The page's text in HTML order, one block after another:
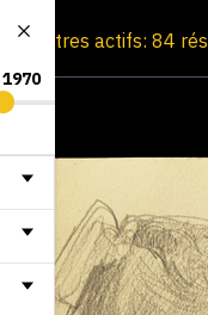
Filtres actifs: 84